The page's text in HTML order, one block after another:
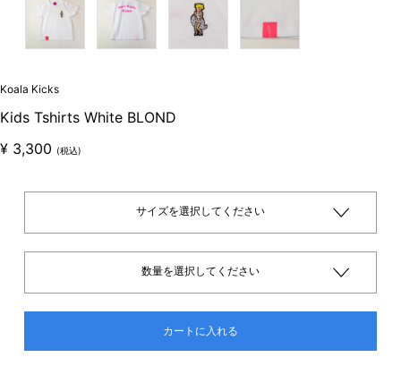
Koala Kicks
Kids Tshirts White BLOND
¥ 3,300 (税込)
サイズを選択してください
数量を選択してください
カートに入れる